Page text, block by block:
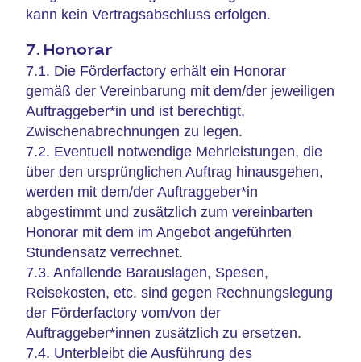
kann kein Vertragsabschluss erfolgen.
7. Honorar
7.1. Die Förderfactory erhält ein Honorar
gemäß der Vereinbarung mit dem/der jeweiligen
Auftraggeber*in und ist berechtigt,
Zwischenabrechnungen zu legen.
7.2. Eventuell notwendige Mehrleistungen, die
über den ursprünglichen Auftrag hinausgehen,
werden mit dem/der Auftraggeber*in
abgestimmt und zusätzlich zum vereinbarten
Honorar mit dem im Angebot angeführten
Stundensatz verrechnet.
7.3. Anfallende Barauslagen, Spesen,
Reisekosten, etc. sind gegen Rechnungslegung
der Förderfactory vom/von der
Auftraggeber*innen zusätzlich zu ersetzen.
7.4. Unterbleibt die Ausführung des